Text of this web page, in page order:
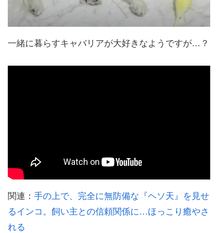
一緒に暮らすキャバリアが大好きなようですが…？
関連： 手の上で、完全に無防備な『ヘソ天』を見せ
るインコ。飼い主との信頼関係に…ほっこり癒やさ
れる